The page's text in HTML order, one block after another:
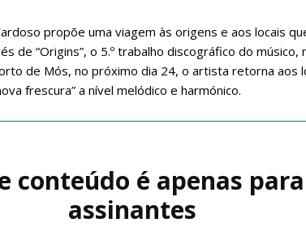
propõe uma viagem às origens e aos locais
de “Origins”, o 5.º trabalho discográfico do músico,
de Mós, no próximo dia 24, o artista retorna aos
frescura” a nível melódico e harmónico.
conteúdo é apenas para
assinantes